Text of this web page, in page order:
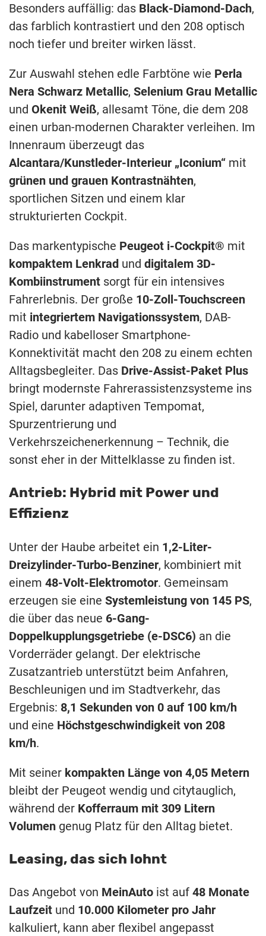
Besonders auffällig: das Black-Diamond-Dach,
das farblich kontrastiert und den 208 optisch
noch tiefer und breiter wirken lässt.
Zur Auswahl stehen edle Farbtöne wie Perla
Nera Schwarz Metallic, Selenium Grau Metallic
und Okenit Weiß, allesamt Töne, die dem 208
einen urban-modernen Charakter verleihen. Im
Innenraum überzeugt das
Alcantara/Kunstleder-Interieur „Iconium“ mit
grünen und grauen Kontrastnähten,
sportlichen Sitzen und einem klar
strukturierten Cockpit.
Das markentypische Peugeot i-Cockpit® mit
kompaktem Lenkrad und digitalem 3D-
Kombiinstrument sorgt für ein intensives
Fahrerlebnis. Der große 10-Zoll-Touchscreen
mit integriertem Navigationssystem, DAB-
Radio und kabelloser Smartphone-
Konnektivität macht den 208 zu einem echten
Alltagsbegleiter. Das Drive-Assist-Paket Plus
bringt modernste Fahrerassistenzsysteme ins
Spiel, darunter adaptiven Tempomat,
Spurzentrierung und
Verkehrszeichenerkennung – Technik, die
sonst eher in der Mittelklasse zu finden ist.
Antrieb: Hybrid mit Power und
Effizienz
Unter der Haube arbeitet ein 1,2-Liter-
Dreizylinder-Turbo-Benziner, kombiniert mit
einem 48-Volt-Elektromotor. Gemeinsam
erzeugen sie eine Systemleistung von 145 PS,
die über das neue 6-Gang-
Doppelkupplungsgetriebe (e-DSC6) an die
Vorderräder gelangt. Der elektrische
Zusatzantrieb unterstützt beim Anfahren,
Beschleunigen und im Stadtverkehr, das
Ergebnis: 8,1 Sekunden von 0 auf 100 km/h
und eine Höchstgeschwindigkeit von 208
km/h.
Mit seiner kompakten Länge von 4,05 Metern
bleibt der Peugeot wendig und citytauglich,
während der Kofferraum mit 309 Litern
Volumen genug Platz für den Alltag bietet.
Leasing, das sich lohnt
Das Angebot von MeinAuto ist auf 48 Monate
Laufzeit und 10.000 Kilometer pro Jahr
kalkuliert, kann aber flexibel angepasst